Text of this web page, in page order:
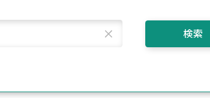
検索